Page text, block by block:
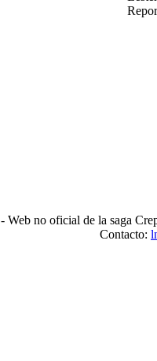
- Web no oficial de la saga
Contacto: